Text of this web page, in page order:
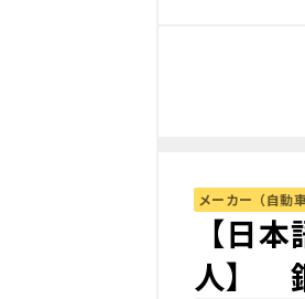
メーカー（自動
【日
人】